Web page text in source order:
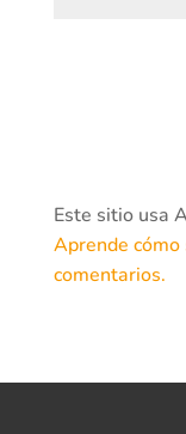
Este sitio usa
Aprende
comentarios.